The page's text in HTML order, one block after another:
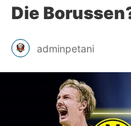
Die
adminpetani